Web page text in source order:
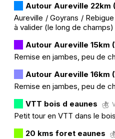
Autour Aureville 22km
Aureville / Goyrans /
à valider (le long de champs)
Autour Aureville 15km
Remise en jambes, peu de
Autour Aureville 16km
Remise en jambes, peu de
VTT bois d eaunes
Petit tour en VTT dans le
20 kms foret eaunes